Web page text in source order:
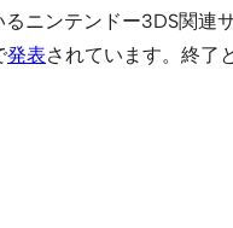
ニンテンドー3DS関
発表されています。終了